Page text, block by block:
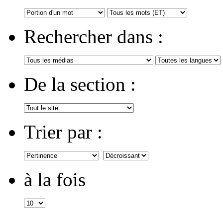
Rechercher dans :
De la section :
Trier par :
à la fois